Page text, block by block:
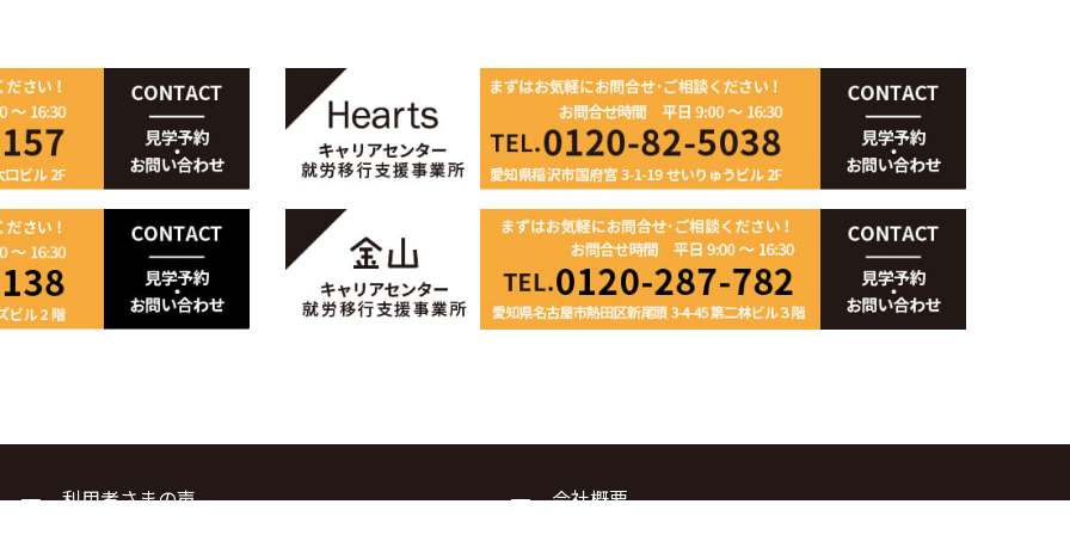
利用者さまの声
会社概要